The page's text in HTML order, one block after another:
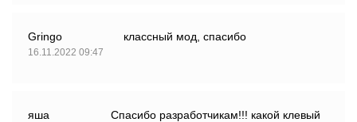
Gringo
16.11.2022 09:47
классный мод, спасибо
яша
Спасибо разработчикам!!! какой клевый